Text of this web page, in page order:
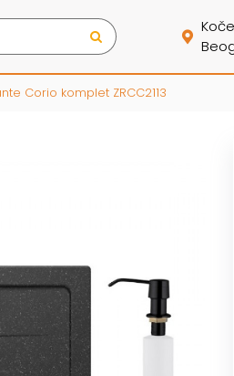
Corio komplet ZRCC2113